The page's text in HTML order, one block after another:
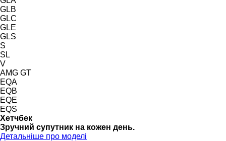
GLB
GLC
GLE
GLS
S
SL
V
AMG GT
EQA
EQB
EQE
EQS
Хетчбек
Зручний супутник на кожен день.
Детальніше про моделі